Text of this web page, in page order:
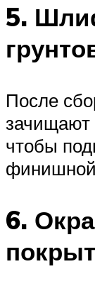
5.
После
зачищают
чтобы
финишной
6.